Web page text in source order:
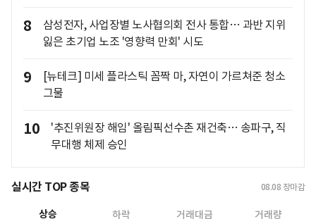
8
삼성전자, 사업장별 노사협의회 전사 통합… 과반 지위
잃은 초기업 노조 '영향력 만회' 시도
9
[뉴테크] 미세 플라스틱 꼼짝 마, 자연이 가르쳐준 청소
그물
10
'추진위원장 해임' 올림픽선수촌 재건축… 송파구, 직
무대행 체제 승인
실시간 TOP 종목 08.08 장마감
상승 하락 거래대금 거래량